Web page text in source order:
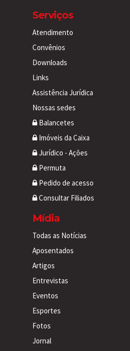
Serviços
Atendimento
Convênios
Downloads
Links
Assistência Jurídica
Nossas sedes
Balancetes
Imóveis da Caixa
Jurídico - Ações
Permuta
Pedido de acesso
Consultar Filiados
Mídia
Todas as Notícias
Aposentados
Artigos
Entrevistas
Eventos
Esportes
Fotos
Jornal